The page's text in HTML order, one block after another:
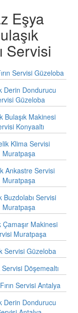
Eşya
Servisi
Servisi Güzeloba
Derin Dondurucu
Güzeloba
Bulaşık Makinesi
Konyaaltı
Klima Servisi
Muratpaşa
Ankastre Servisi
Muratpaşa
Buzdolabı Servisi
Muratpaşa
Çamaşır Makinesi
Muratpaşa
Servisi Güzeloba
Döşemealtı
Servisi Antalya
Derin Dondurucu